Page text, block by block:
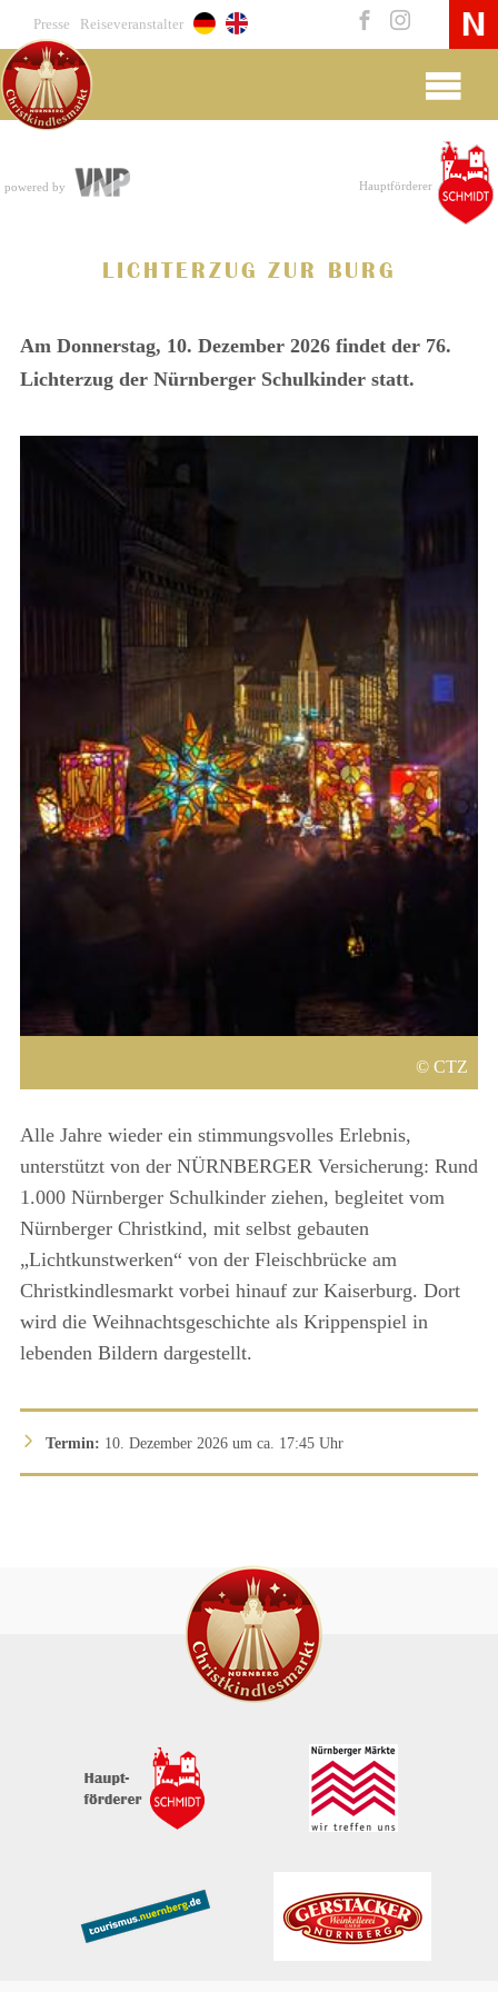
Presse Reiseveranstalter
powered by Hauptförderer
LICHTERZUG ZUR BURG
Am Donnerstag, 10. Dezember 2026 findet der 76.
Lichterzug der Nürnberger Schulkinder statt.
CTZ
Alle Jahre wieder ein stimmungsvolles Erlebnis,
unterstützt von der NÜRNBERGER Versicherung: Rund
1.000 Nürnberger Schulkinder ziehen, begleitet vom
Nürnberger Christkind, mit selbst gebauten
„Lichtkunstwerken“ von der Fleischbrücke am
Christkindlesmarkt vorbei hinauf zur Kaiserburg. Dort
wird die Weihnachtsgeschichte als Krippenspiel in
lebenden Bildern dargestellt.
Termin: 10. Dezember 2026 um ca. 17:45 Uhr